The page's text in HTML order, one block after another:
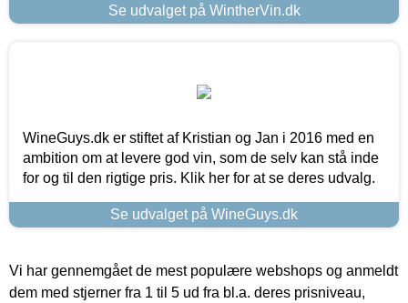
Se udvalget på WintherVin.dk
WineGuys.dk er stiftet af Kristian og Jan i 2016 med en
ambition om at levere god vin, som de selv kan stå inde
for og til den rigtige pris. Klik her for at se deres udvalg.
Se udvalget på WineGuys.dk
Vi har gennemgået de mest populære webshops og anmeldt
dem med stjerner fra 1 til 5 ud fra bl.a. deres prisniveau,